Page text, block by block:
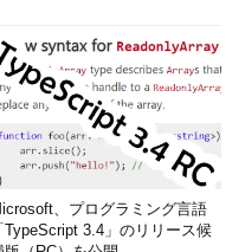
、プログラミング言語
TypeScript 3.4」のリリース候